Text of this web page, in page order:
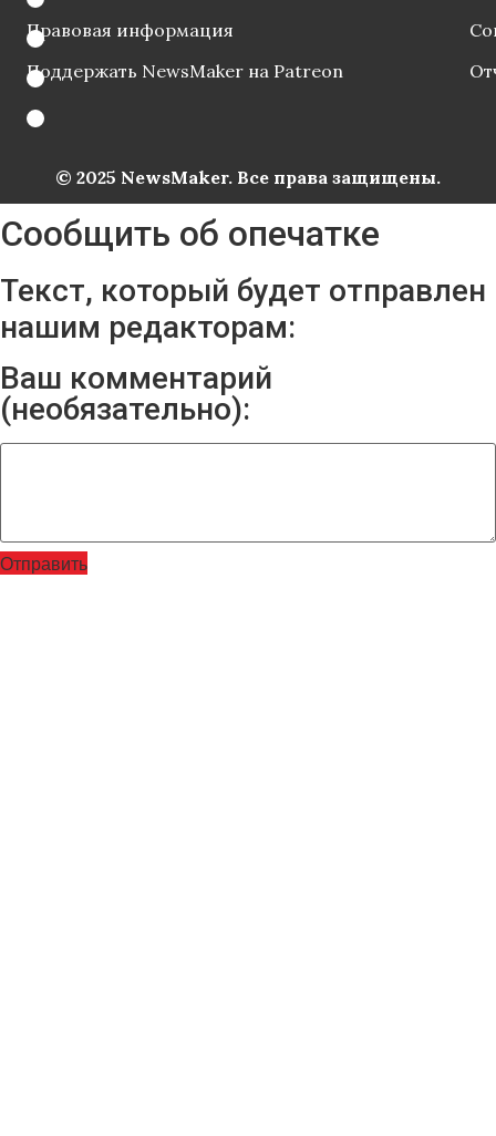
Правовая информация
Поддержать NewsMaker на Patreon
© 2025 NewsMaker. Все права защищены.
Сообщить об опечатке
Текст, который будет отправлен
нашим редакторам:
Ваш комментарий
(необязательно):
Отправить